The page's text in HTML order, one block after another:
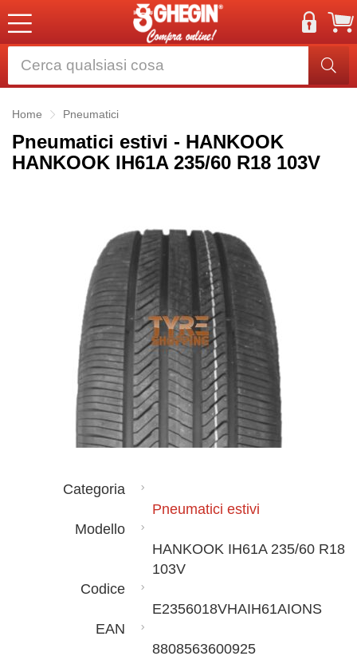
Home Pneumatici
Pneumatici estivi - HANKOOK
HANKOOK IH61A 235/60 R18 103V
Categoria
Pneumatici estivi
Modello
HANKOOK IH61A 235/60 R18
103V
Codice
E2356018VHAIH61AIONS
EAN
8808563600925